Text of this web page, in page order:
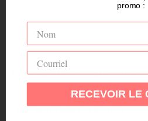
Choisir Une Catégorie
Coiffage et soin des cheveux
promo :
RECEVOIR LE